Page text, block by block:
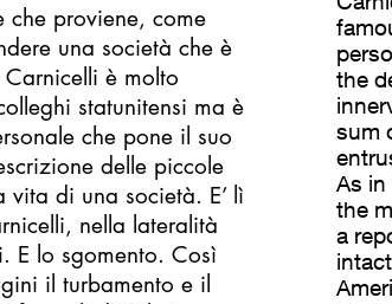
che proviene, come
una società che è
Carnicelli è molto
statunitensi ma è
che pone il suo
delle piccole
vita di una società. E’ lì
nella lateralità
E lo sgomento. Così
il turbamento e il
the
sum
As
the
a